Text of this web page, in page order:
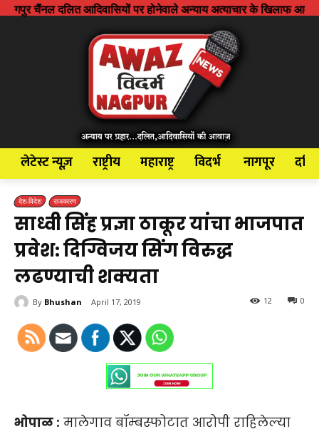
आदिवासियों पर होनेवाले अन्याय अत्याचार के खिलाफ आवाज बुलंद
लेटेस्ट न्यूज़ राष्ट्रीय महाराष्ट्र विदर्भ नागपूर
देश-विदेश राजकारण
साध्वी सिंह प्रज्ञा ठाकूर यांचा भाजपात
प्रवेश: दिग्विजय सिंग विरुद्ध
लढण्याची शक्यता
By Bhushan April 17, 2019 0
12
भोपाळ : मालेगाव बॉम्बस्फोटात आरोपी राहिलेल्या